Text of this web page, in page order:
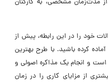
مدت‌زمان مشخصی، به کارکنان
خود را در این رابطه، پیش از
کرده باشید. با طرح بهترین
است و انجام یک مذاکره اصولی و
از مزایای کاری را در زمان